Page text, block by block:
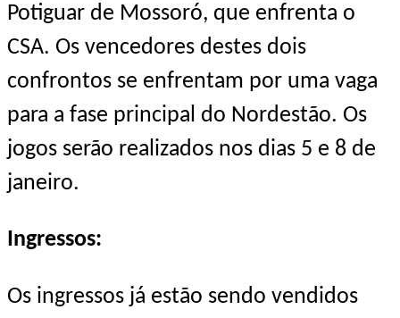
Potiguar de Mossoró, que enfrenta o
CSA. Os vencedores destes dois
confrontos se enfrentam por uma vaga
para a fase principal do Nordestão. Os
jogos serão realizados nos dias 5 e 8 de
janeiro.
Ingressos:
Os ingressos já estão sendo vendidos